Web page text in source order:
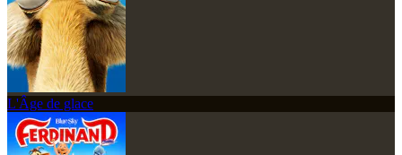
L'Âge de glace